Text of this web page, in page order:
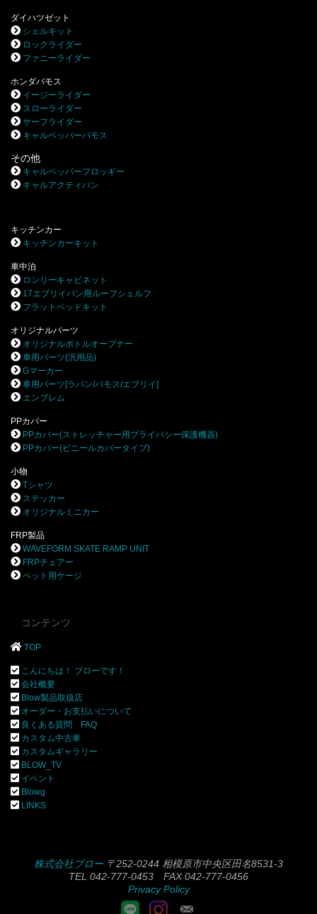
ダイハツゼット
シェルキット
ロックライダー
ファニーライダー
ホンダバモス
イージーライダー
スローライダー
サーフライダー
キャルペッパーバモス
その他
キャルペッパーフロッギー
キャルアクティバン
キッチンカー
キッチンカーキット
車中泊
ロンリーキャビネット
17エブリイバン用ルーフシェルフ
フラットベッドキット
オリジナルパーツ
オリジナルボトルオープナー
車用パーツ(汎用品)
Gマーカー
車用パーツ[ラパン/バモス/エブリイ]
エンブレム
PPカバー
PPカバー(ストレッチャー用プライバシー保護機器)
PPカバー(ビニールカバータイプ)
小物
Tシャツ
ステッカー
オリジナルミニカー
FRP製品
WAVEFORM SKATE RAMP UNIT
FRPチェアー
ペット用ケージ
コンテンツ
TOP
こんにちは！ ブローです！
会社概要
Blow製品取扱店
オーダー・お支払いについて
良くある質問 FAQ
カスタム中古車
カスタムギャラリー
BLOW_TV
イベント
Blowg
LINKS
株式会社ブロー 〒252-0244 相模原市中央区田名8531-3
TEL 042-777-0453 FAX 042-777-0456
Privacy Policy